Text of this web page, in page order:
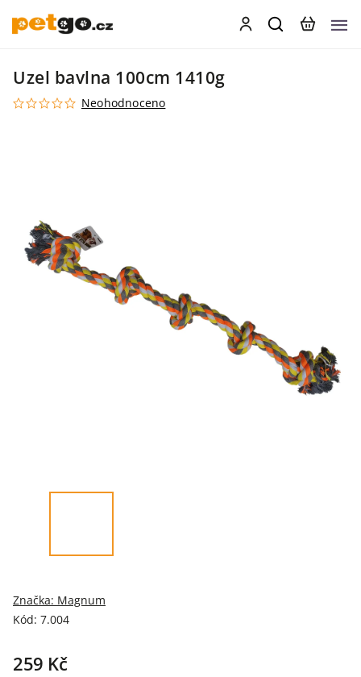
Uzel bavlna 100cm 1410g
Neohodnoceno
Kód: 7.004
Značka: Magnum
259 Kč